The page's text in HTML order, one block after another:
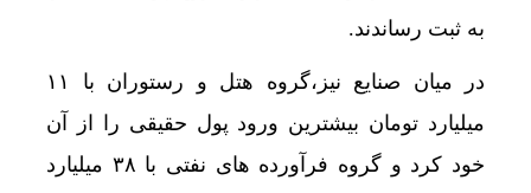
به ثبت رساندند.
در میان صنایع نیز،گروه هتل و رستوران با ۱۱
میلیارد تومان بیشترین ورود پول حقیقی را از آن
خود کرد و گروه فرآورده های نفتی با ۳۸ میلیارد